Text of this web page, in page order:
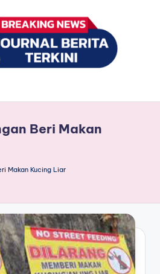
Beri Makan
Makan Kucing Liar